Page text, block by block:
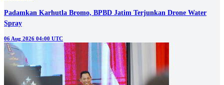
Padamkan Karhutla Bromo, BPBD Jatim Terjunkan Drone Water
Spray
06 Aug 2026 04:00 UTC